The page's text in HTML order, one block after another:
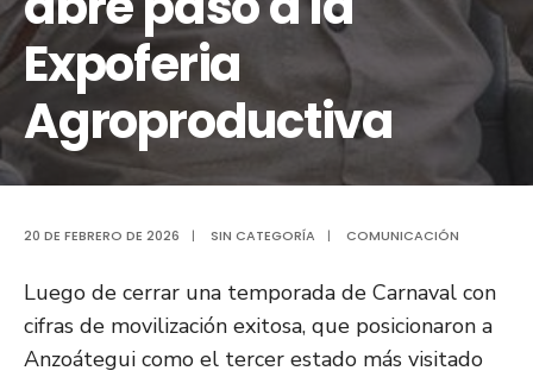
Expoferia
Agroproductiva
20 DE FEBRERO DE 2026 | SIN CATEGORÍA | COMUNICACIÓN
Luego de cerrar una temporada de Carnaval con
cifras de movilización exitosa, que posicionaron a
Anzoátegui como el tercer estado más visitado